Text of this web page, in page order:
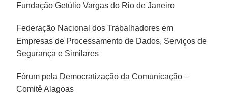
Fundação Getúlio Vargas do Rio de Janeiro
Federação Nacional dos Trabalhadores em
Empresas de Processamento de Dados, Serviços de
Segurança e Similares
Fórum pela Democratização da Comunicação –
Comitê Alagoas